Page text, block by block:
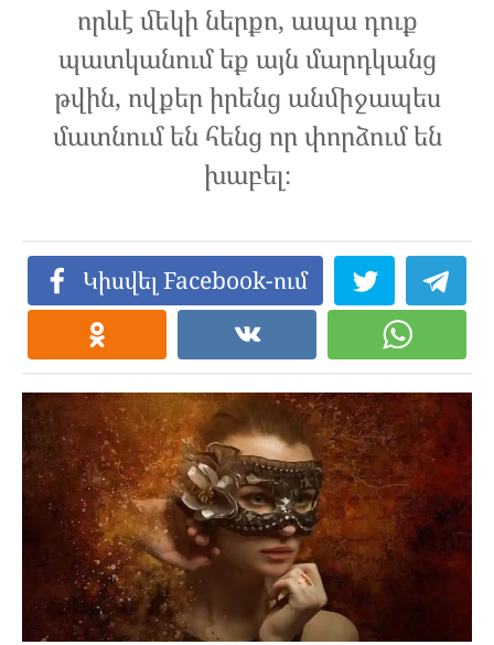
որևէ մեկի ներքո, ապա դուք
պատկանում եք այն մարդկանց
թվին, ովքեր իրենց անմիջապես
մատնում են հենց որ փորձում են
խաբել։
Կիսվել Facebook-ում